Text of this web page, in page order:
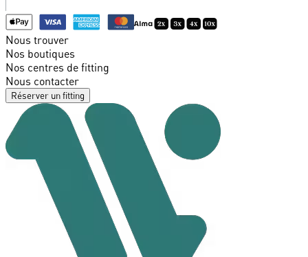
Nous trouver
Nos boutiques
Nos centres de fitting
Nous contacter
Réserver un fitting